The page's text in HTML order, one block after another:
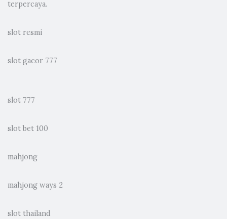
terpercaya.
slot resmi
slot gacor 777
slot 777
slot bet 100
mahjong
mahjong ways 2
slot thailand